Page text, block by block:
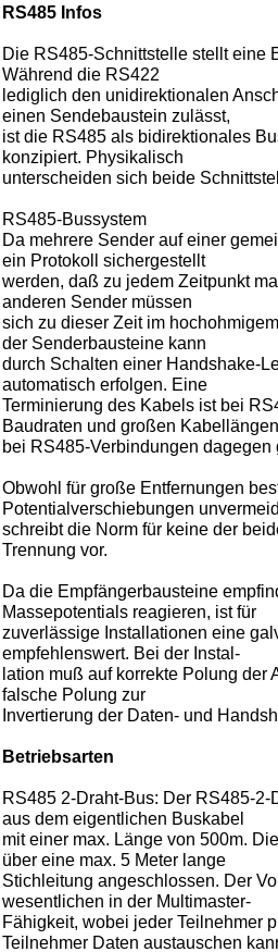
RS485 Infos
Die RS485-Schnittstelle stellt eine
Während die RS422
lediglich den unidirektionalen
einen Sendebaustein zulässt,
ist die RS485 als bidirektionales
konzipiert. Physikalisch
unterscheiden sich beide
RS485-Bussystem
Da mehrere Sender auf einer
ein Protokoll sichergestellt
werden, daß zu jedem Zeitpunkt
anderen Sender müssen
sich zu dieser Zeit im
der Senderbausteine kann
durch Schalten einer Handshake-
automatisch erfolgen. Eine
Terminierung des Kabels ist bei
Baudraten und großen
bei RS485-Verbindungen dagegen
Obwohl für große Entfernungen
Potentialverschiebungen
schreibt die Norm für keine der
Trennung vor.
Da die Empfängerbausteine
Massepotentials reagieren, ist für
zuverlässige Installationen eine
empfehlenswert. Bei der Instal-
lation muß auf korrekte Polung der
falsche Polung zur
Invertierung der Daten- und
Betriebsarten
RS485 2-Draht-Bus: Der RS485-
aus dem eigentlichen Buskabel
mit einer max. Länge von 500m.
über eine max. 5 Meter lange
Stichleitung angeschlossen. Der
wesentlichen in der Multimaster-
Fähigkeit, wobei jeder Teilnehmer
Teilnehmer Daten austauschen